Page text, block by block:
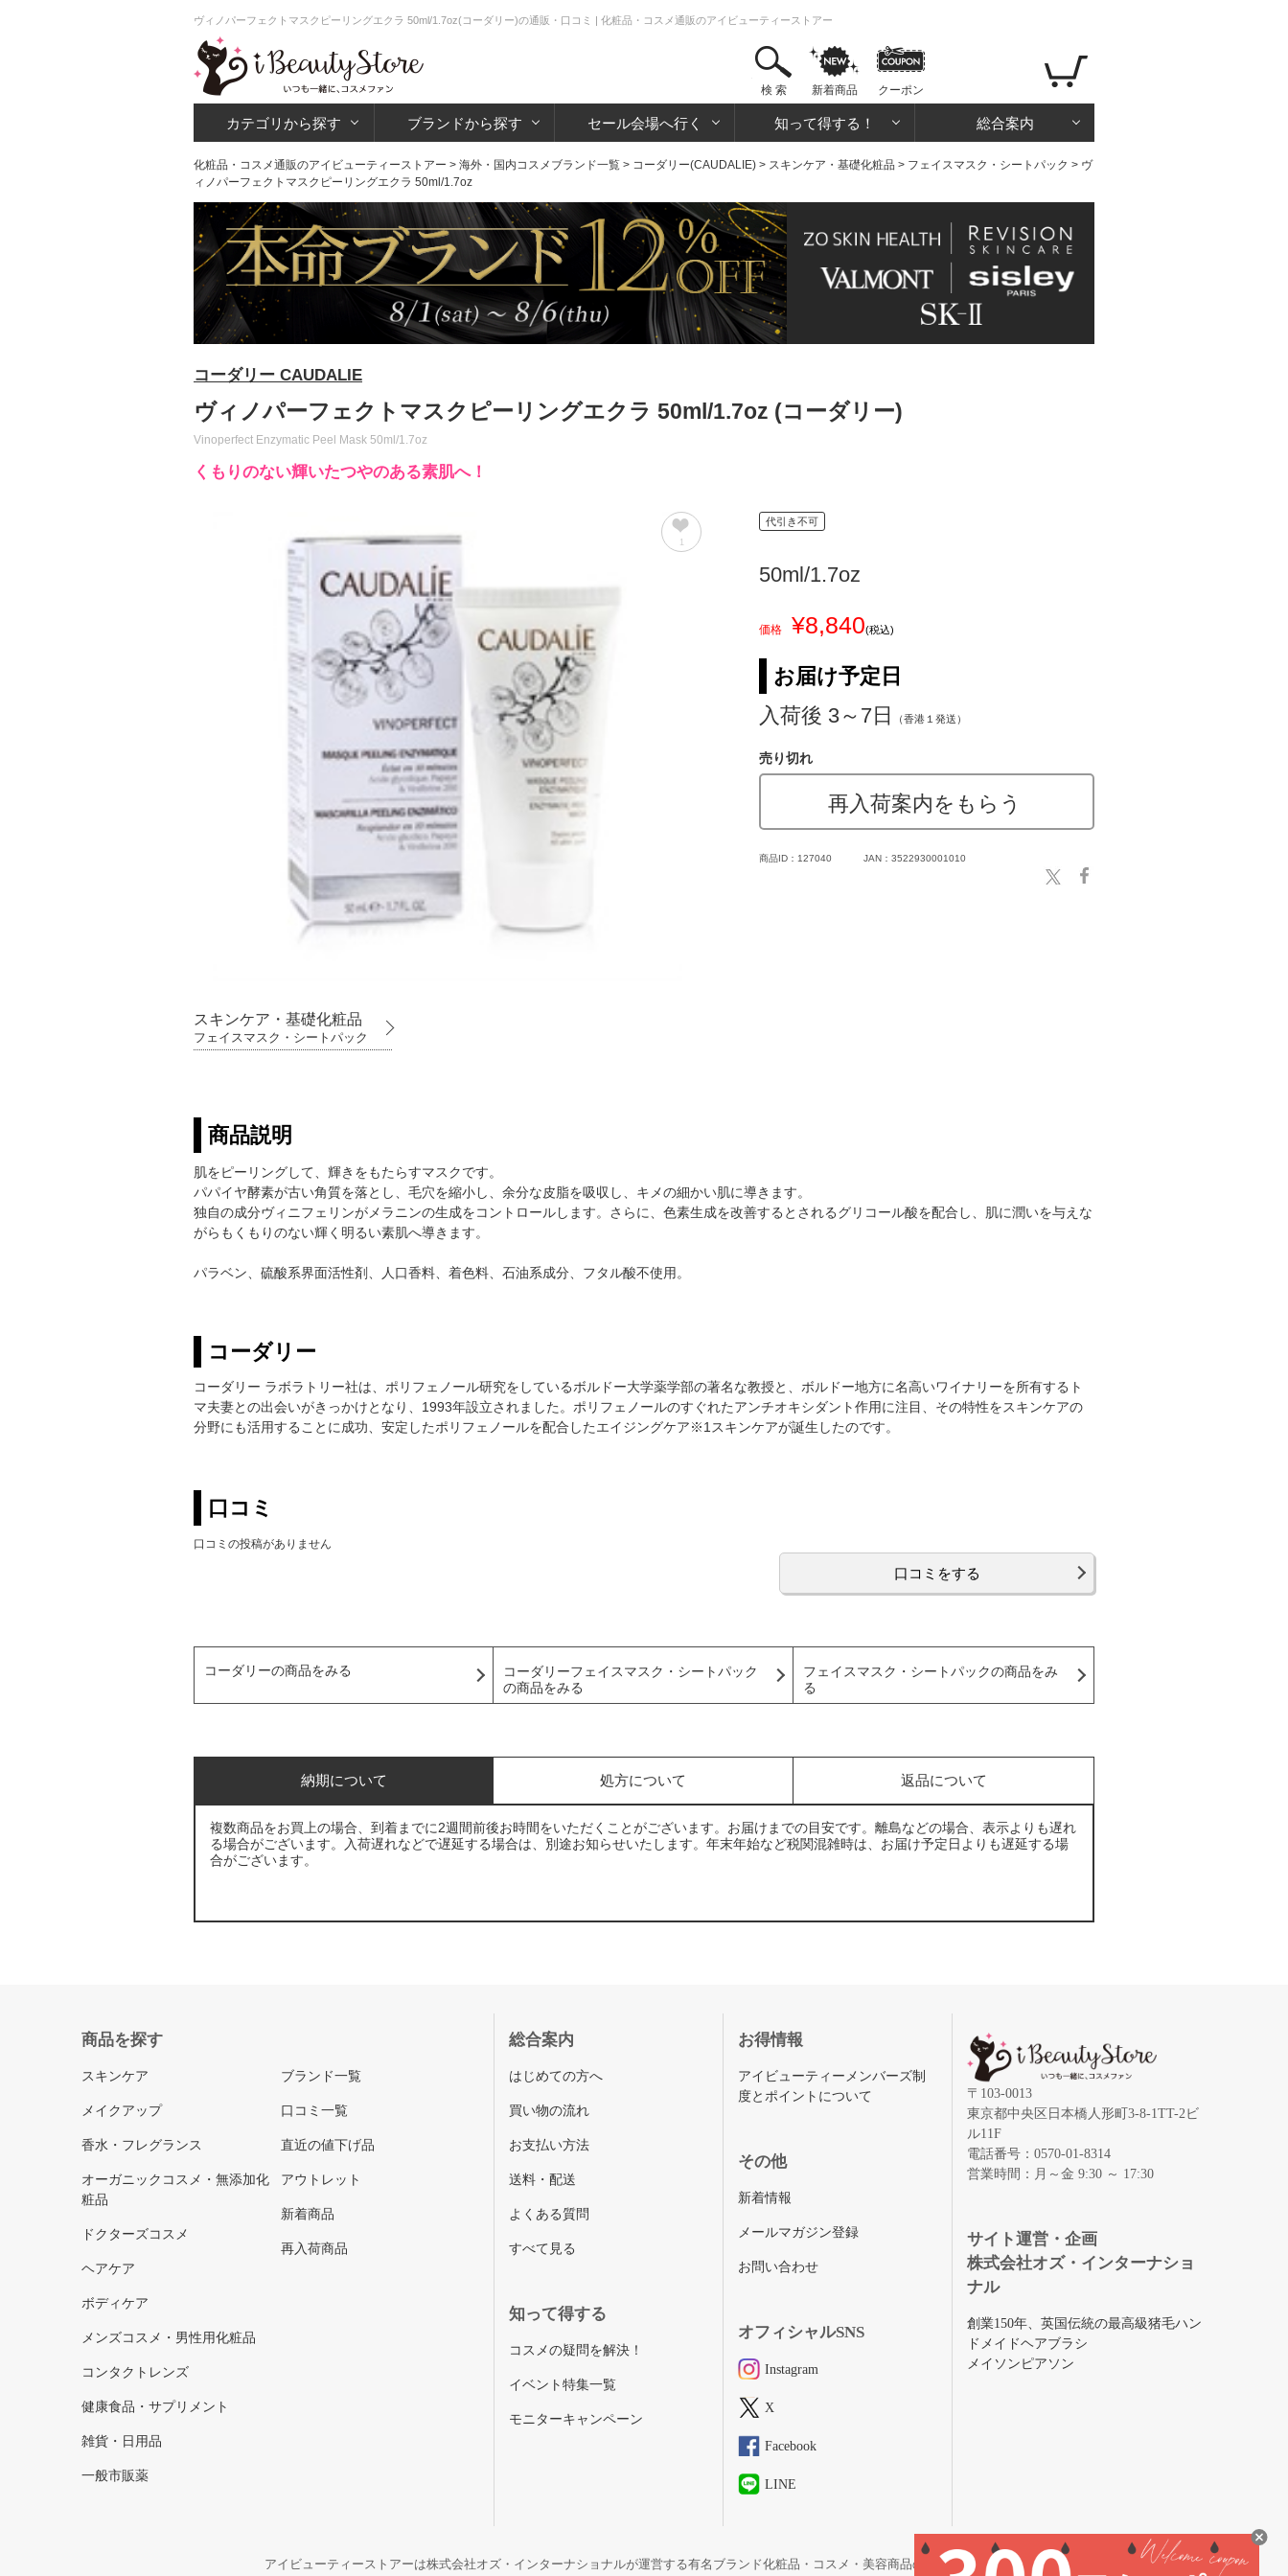
ヴィノパーフェクトマスクピーリングエクラ 50ml/1.7oz(コーダリー)の通販・口コミ | 化粧品・コスメ通販のアイビューティーストアー
検 索 新着商品 クーポン
カテゴリから探す ブランドから探す セール会場へ行く 知って得する！ 総合案内
化粧品・コスメ通販のアイビューティーストアー > 海外・国内コスメブランド一覧 > コーダリー(CAUDALIE) > スキンケア・基礎化粧品 > フェイスマスク・シートパック > ヴ
ィノパーフェクトマスクピーリングエクラ 50ml/1.7oz
コーダリー CAUDALIE
ヴィノパーフェクトマスクピーリングエクラ 50ml/1.7oz (コーダリー)
Vinoperfect Enzymatic Peel Mask 50ml/1.7oz
くもりのない輝いたつやのある素肌へ！
スキンケア・基礎化粧品
フェイスマスク・シートパック
代引き不可
50ml/1.7oz
価格 ¥8,840(税込)
お届け予定日
入荷後 3～7日
（香港１発送）
売り切れ
再入荷案内をもらう
商品ID：127040 JAN：3522930001010
商品説明
肌をピーリングして、輝きをもたらすマスクです。
パパイヤ酵素が古い角質を落とし、毛穴を縮小し、余分な皮脂を吸収し、キメの細かい肌に導きます。
独自の成分ヴィニフェリンがメラニンの生成をコントロールします。さらに、色素生成を改善するとされるグリコール酸を配合し、肌に潤いを与えな
がらもくもりのない輝く明るい素肌へ導きます。
パラベン、硫酸系界面活性剤、人口香料、着色料、石油系成分、フタル酸不使用。
コーダリー
コーダリー ラボラトリー社は、ポリフェノール研究をしているボルドー大学薬学部の著名な教授と、ボルドー地方に名高いワイナリーを所有するト
マ夫妻との出会いがきっかけとなり、1993年設立されました。ポリフェノールのすぐれたアンチオキシダント作用に注目、その特性をスキンケアの
分野にも活用することに成功、安定したポリフェノールを配合したエイジングケア※1スキンケアが誕生したのです。
口コミ
口コミの投稿がありません
口コミをする
コーダリーの商品をみる
コーダリーフェイスマスク・シートパック
の商品をみる
フェイスマスク・シートパックの商品をみ
る
納期について 処方について 返品について
複数商品をお買上の場合、到着までに2週間前後お時間をいただくことがございます。お届けまでの目安です。離島などの場合、表示よりも遅れ
る場合がございます。入荷遅れなどで遅延する場合は、別途お知らせいたします。年末年始など税関混雑時は、お届け予定日よりも遅延する場
合がございます。
商品を探す
スキンケア
メイクアップ
香水・フレグランス
オーガニックコスメ・無添加化
粧品
ドクターズコスメ
ヘアケア
ボディケア
メンズコスメ・男性用化粧品
コンタクトレンズ
健康食品・サプリメント
雑貨・日用品
一般市販薬
ブランド一覧
口コミ一覧
直近の値下げ品
アウトレット
新着商品
再入荷商品
総合案内
はじめての方へ
買い物の流れ
お支払い方法
送料・配送
よくある質問
すべて見る
知って得する
コスメの疑問を解決！
イベント特集一覧
モニターキャンペーン
お得情報
アイビューティーメンバーズ制
度とポイントについて
その他
新着情報
メールマガジン登録
お問い合わせ
オフィシャルSNS
Instagram
X
Facebook
LINE
〒103-0013
東京都中央区日本橋人形町3-8-1TT-2ビ
ル11F
電話番号：0570-01-8314
営業時間：月～金 9:30 ～ 17:30
サイト運営・企画
株式会社オズ・インターナショ
ナル
創業150年、英国伝統の最高級猪毛ハン
ドメイドヘアブラシ
メイソンピアソン
アイビューティーストアーは株式会社オズ・インターナショナルが運営する有名ブランド化粧品・コスメ・美容商品の通販サイトです。